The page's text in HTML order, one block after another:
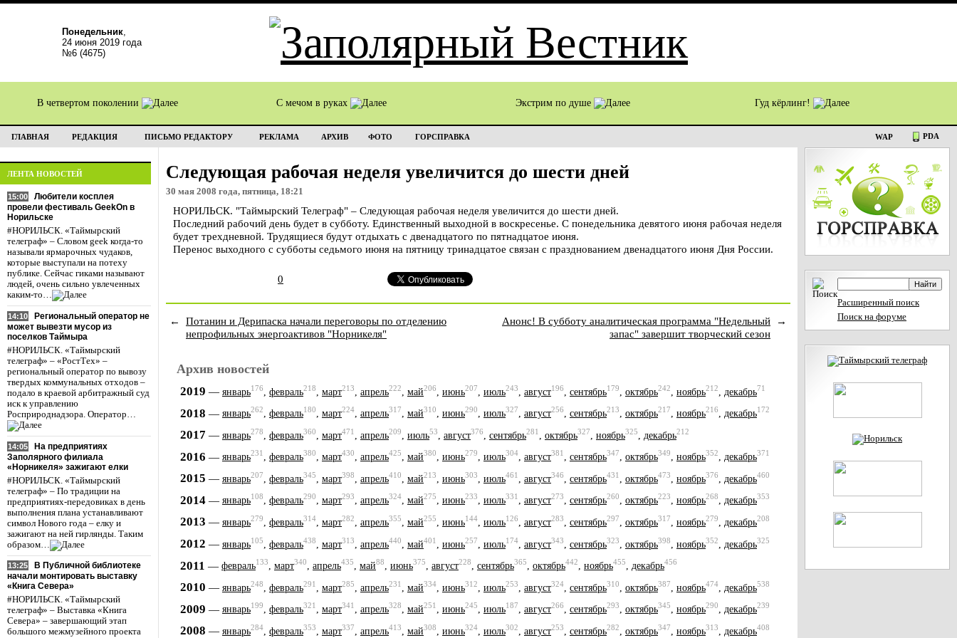
Понедельник,
24 июня 2019 года
№6 (4675)
В четвертом поколении С мечом в руках Экстрим по душе Гуд кёрлинг!
ГЛАВНАЯ РЕДАКЦИЯ ПИСЬМО РЕДАКТОРУ РЕКЛАМА АРХИВ ФОТО ГОРСПРАВКА WAP PDA
ЛЕНТА НОВОСТЕЙ
15:00
Любители косплея
провели фестиваль GeekOn в
Норильске
#НОРИЛЬСК. «Таймырский
телеграф» – Словом geek когда-то
называли ярмарочных чудаков,
которые выступали на потеху
публике. Сейчас гиками называют
людей, очень сильно увлеченных
каким-то…
14:10
Региональный оператор не
может вывезти мусор из
поселков Таймыра
#НОРИЛЬСК. «Таймырский
телеграф» – «РостТех» –
региональный оператор по вывозу
твердых коммунальных отходов –
подало в краевой арбитражный суд
иск к управлению
Росприроднадзора. Оператор…
14:05
На предприятиях
Заполярного филиала
«Норникеля» зажигают елки
#НОРИЛЬСК. «Таймырский
телеграф» – По традиции на
предприятиях-передовиках в день
выполнения плана устанавливают
символ Нового года – елку и
зажигают на ней гирлянды. Таким
образом…
13:25
В Публичной библиотеке
начали монтировать выставку
«Книга Севера»
#НОРИЛЬСК. «Таймырский
телеграф» – Выставка «Книга
Севера» – завершающий этап
большого межмузейного проекта
Следующая рабочая неделя увеличится до шести дней
30 мая 2008 года, пятница, 18:21
НОРИЛЬСК. "Таймырский Телеграф" – Следующая рабочая неделя увеличится до шести дней.
Последний рабочий день будет в субботу. Единственный выходной в воскресенье. С понедельника девятого июня рабочая неделя
будет трехдневной. Трудящиеся будут отдыхать с двенадцатого по пятнадцатое июня.
Перенос выходного с субботы седьмого июня на пятницу тринадцатое связан с празднованием двенадцатого июня Дня России.
0
←
Потанин и Дерипаска начали переговоры по отделению
непрофильных энергоактивов "Норникеля"
Анонс! В субботу аналитическая программа "Недельный
запас" завершит творческий сезон
→
Архив новостей
2019 — январь176 февраль218 март213 апрель222 май206 июнь207 июль243 август196 сентябрь179 октябрь242 ноябрь212 декабрь71
2018 — январь262, февраль180, март224, апрель317, май310, июнь290, июль327, август256, сентябрь213, октябрь217, ноябрь216, декабрь172
2017 — январь278 февраль360 март471 апрель209 июль53 август376 сентябрь281 октябрь327 ноябрь325 декабрь212
2016 — январь231, февраль380, март430, апрель425, май380, июнь279, июль304, август381, сентябрь347, октябрь349, ноябрь352, декабрь371
2015 — январь207 февраль345 март398 апрель410 май213 июнь303 июль461 август346 сентябрь431 октябрь473 ноябрь376 декабрь460
2014 — январь108, февраль290, март293, апрель324, май275, июнь233, июль331, август273, сентябрь260, октябрь223, ноябрь268, декабрь353
2013 — январь279 февраль314 март282 апрель355 май255 июнь144 июль126 август283 сентябрь297 октябрь317 ноябрь279 декабрь208
2012 — январь105 февраль438 март313 апрель440 май401 июнь257 июль174 август343 сентябрь323 октябрь398 ноябрь352 декабрь325
2011 — февраль133, март340, апрель435, май88, июнь375, август228, сентябрь365, октябрь442, ноябрь455, декабрь456
2010 — январь248 февраль291 март285 апрель231 май334 июнь312 июль253 август324 сентябрь310 октябрь387 ноябрь474 декабрь538
2009 — январь199, февраль321, март341, апрель328, май251, июнь245, июль187, август266, сентябрь293, октябрь345, ноябрь290, декабрь239
2008 — январь284 февраль353 март337 апрель413 май308 июнь324 июль302 август253 сентябрь282 октябрь347 ноябрь313 декабрь408
Расширенный поиск
Поиск на форуме